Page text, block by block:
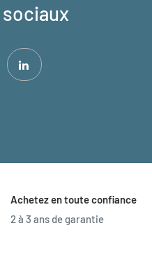
Achetez en toute confiance
2 à 3 ans de garantie